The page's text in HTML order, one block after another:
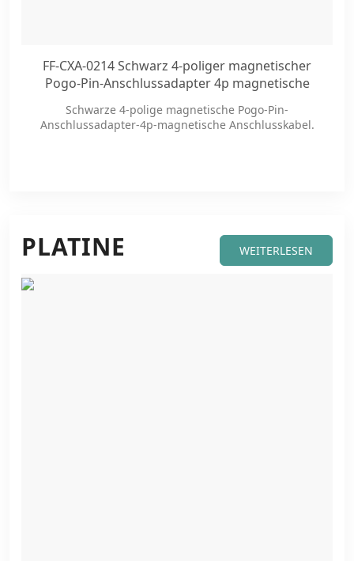
FF-CXA-0214 Schwarz 4-poliger magnetischer
Pogo-Pin-Anschlussadapter 4p magnetische
Schwarze 4-polige magnetische Pogo-Pin-
Anschlussadapter-4p-magnetische Anschlusskabel.
PLATINE WEITERLESEN